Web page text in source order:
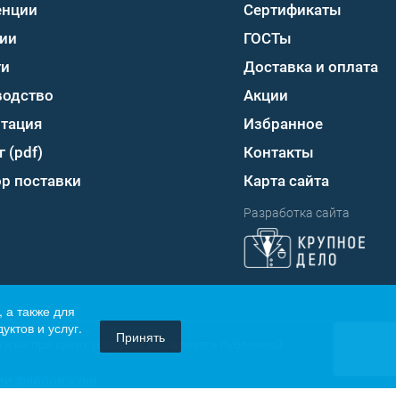
(pdf)
поставки
Сертификаты
ГОСТы
Доставка и оплата
Акции
Избранное
Контакты
Карта сайта
Разработка сайта
при каких условиях не является публичной
а также для
и услуг.
Принять